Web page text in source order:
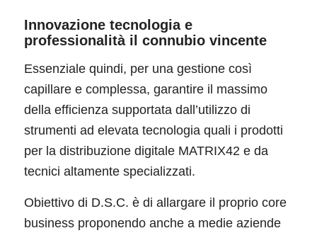
Innovazione tecnologia e
professionalità il connubio vincente
Essenziale quindi, per una gestione così
capillare e complessa, garantire il massimo
della efficienza supportata dall’utilizzo di
strumenti ad elevata tecnologia quali i prodotti
per la distribuzione digitale MATRIX42 e da
tecnici altamente specializzati.
Obiettivo di D.S.C. è di allargare il proprio core
business proponendo anche a medie aziende